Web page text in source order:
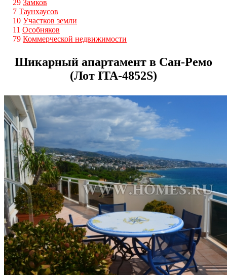
29 Замков
7 Таунхаусов
10 Участков земли
11 Особняков
79 Коммерческой недвижимости
Шикарный апартамент в Сан-Ремо
(Лот ITA-4852S)